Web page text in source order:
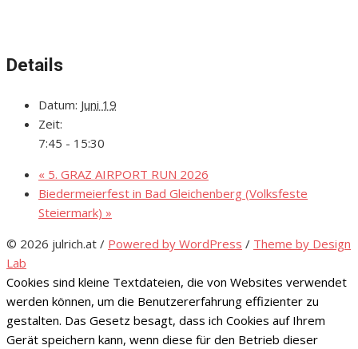
Details
Datum: Juni 19
Zeit:
7:45 - 15:30
« 5. GRAZ AIRPORT RUN 2026
Biedermeierfest in Bad Gleichenberg (Volksfeste
Steiermark) »
© 2026 julrich.at / Powered by WordPress / Theme by Design
Lab
Cookies sind kleine Textdateien, die von Websites verwendet
werden können, um die Benutzererfahrung effizienter zu
gestalten. Das Gesetz besagt, dass ich Cookies auf Ihrem
Gerät speichern kann, wenn diese für den Betrieb dieser